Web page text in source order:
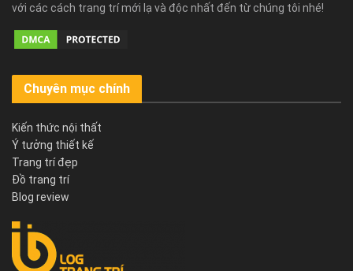
với các cách trang trí mới lạ và độc nhất đến từ chúng tôi nhé!
Chuyên mục chính
Kiến thức nội thất
Ý tưởng thiết kế
Trang trí đẹp
Đồ trang trí
Blog review